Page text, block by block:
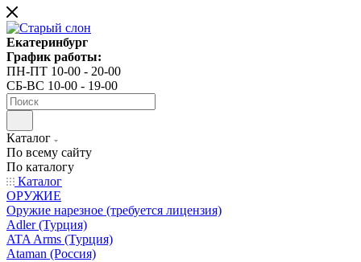
Екатеринбург
График работы:
ПН-ПТ 10-00 - 20-00
СБ-ВС 10-00 - 19-00
Каталог
По всему сайту
По каталогу
Каталог
ОРУЖИЕ
Оружие нарезное (требуется лицензия)
Adler (Турция)
ATA Arms (Турция)
Ataman (Россия)